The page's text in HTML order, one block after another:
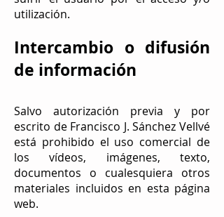
utilización.
Intercambio o difusión
de información
Salvo autorización previa y por
escrito de Francisco J. Sánchez Vellvé
está prohibido el uso comercial de
los vídeos, imágenes, texto,
documentos o cualesquiera otros
materiales incluidos en esta página
web.